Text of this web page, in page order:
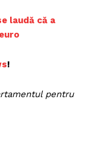
laudă că a
!
pentru